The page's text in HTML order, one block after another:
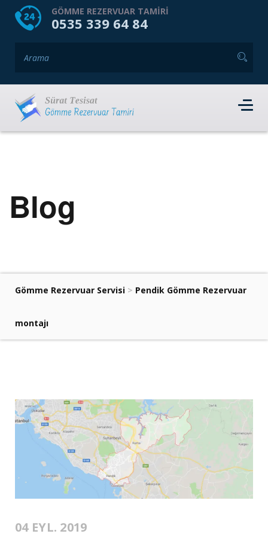
HOME HAKKIMIZDA
GÖMME REZERVUAR TAMIRI
0535 339 64 84
Blog
Gömme Rezervuar Servisi > Pendik Gömme Rezervuar
montajı
04 EYL. 2019